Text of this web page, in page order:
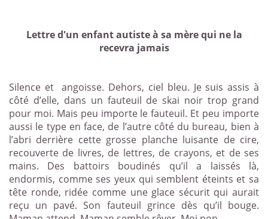
Lettred'un enfant autisteà sa mère qui ne la
recevra jamais
Silence et
angoisse. Dehors, ciel bleu. Je suis assis à
côté d’elle, dans un fauteuil de skai noir trop grand
pour moi. Mais peu importe le fauteuil. Et peu importe
aussi le type en face, de l’autre côté du bureau, bien à
l’abri derrière cette grosse planche luisante de cire,
recouverte de livres, de lettres, de crayons, et de ses
mains. Des battoirs boudinés qu’il a laissés là,
endormis, comme ses yeux qui semblent éteints et sa
tête ronde, ridée comme une glace sécurit qui aurait
reçu un pavé. Son fauteuil grince dès qu’il bouge.